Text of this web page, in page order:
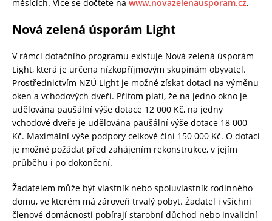
měsících. Více se dočtete na www.novazelenausporam.cz.
Nová zelená úsporám Light
V rámci dotačního programu existuje Nová zelená úsporám
Light, která je určena nízkopříjmovým skupinám obyvatel.
Prostřednictvím NZÚ Light je možné získat dotaci na výměnu
oken a vchodových dveří. Přitom platí, že na jedno okno je
udělována paušální výše dotace 12 000 Kč, na jedny
vchodové dveře je udělována paušální výše dotace 18 000
Kč. Maximální výše podpory celkově činí 150 000 Kč. O dotaci
je možné požádat před zahájením rekonstrukce, v jejím
průběhu i po dokončení.
Žadatelem může být vlastník nebo spoluvlastník rodinného
domu, ve kterém má zároveň trvalý pobyt. Žadatel i všichni
členové domácnosti pobírají starobní důchod nebo invalidní